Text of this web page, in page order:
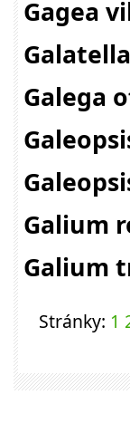
Gagea
Galega
Galium
Galium
Stránky: 1